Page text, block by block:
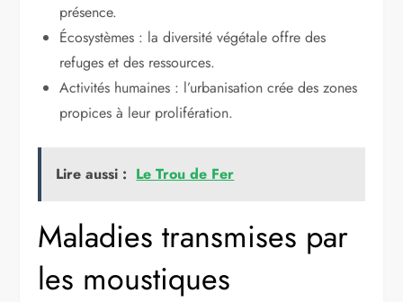
présence.
Écosystèmes : la diversité végétale offre des
refuges et des ressources.
Activités humaines : l’urbanisation crée des zones
propices à leur prolifération.
Lire aussi : Le Trou de Fer
Maladies transmises par
les moustiques